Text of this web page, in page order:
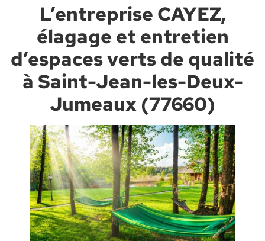
L’entreprise CAYEZ,
élagage et entretien
d’espaces verts de qualité
à Saint-Jean-les-Deux-
Jumeaux (77660)